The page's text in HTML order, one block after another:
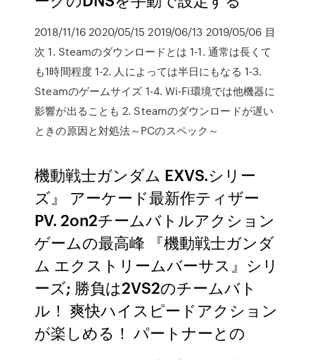
2018/11/16 2020/05/15 2019/06/13 2019/05/06 目
次 1. Steamのダウンロードとは 1-1. 通常は長くて
も1時間程度 1-2. 人によっては半日にもなる 1-3.
Steamのゲームサイズ 1-4. Wi-Fi環境では他機器に
影響が出ることも 2. Steamのダウンロードが遅い
ときの原因と対処法～PCのスペック～
機動戦士ガンダム EXVS.シリー
ズ』 アーケード最新作ティザー
PV. 2on2チームバトルアクション
ゲームの最高峰 『機動戦士ガンダ
ム エクストリームバーサス』シリ
ーズ; 勝負は2VS2のチームバト
ル！ 爽快ハイスピードアクション
が楽しめる！ パートナーとの